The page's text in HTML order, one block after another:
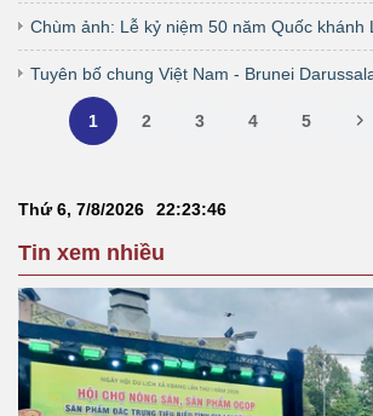
Chùm ảnh: Lễ kỷ niệm 50 năm Quốc khánh
Tuyên bố chung Việt Nam - Brunei
1 2 3 4 5
Thứ 6, 7/8/2026 22:23:46
Tin xem nhiều